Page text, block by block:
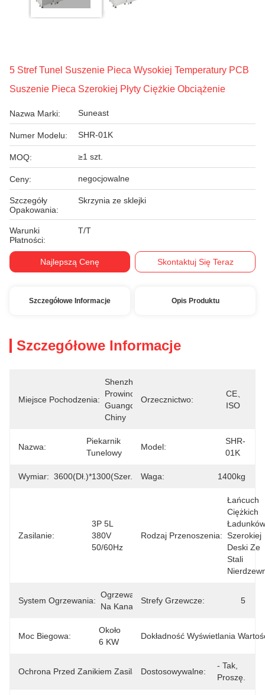
5 Stref Tunel Suszenie Pieca Wysokiej Temperatury PCB
Suszenie Pieca Szerokiej Płyty Ciężkie Obciążenie
Nazwa Marki: Suneast
Numer Modelu: SHR-01K
MOQ: ≥1 szt.
Ceny: negocjowalne
Szczegóły
Opakowania:
Skrzynia ze sklejki
Warunki
Płatności:
T/T
Najlepszą Cenę Skontaktuj Się Teraz
Szczegółowe Informacje Opis Produktu
Szczegółowe Informacje
Miejsce Pochodzenia:
Shenzhen,
Prowincja
Guangdong,
Chiny
Orzecznictwo:
CE、
ISO
Nazwa:
Piekarnik
Tunelowy
Model:
SHR-
01K
Wymiar: 3600(dł.)*1300(szer.)*1685(wys.)mm
Waga: 1400kg
Zasilanie:
3P 5L
380V
50/60Hz
Rodzaj Przenoszenia:
Łańcuch
Ciężkich
Szerokiej
Deski Ze
Stali
System Ogrzewania:
Ogrzewanie
Na Kanale
Strefy Grzewcze: 5
Moc Biegowa:
Około
6 KW
Dokładność Wyświetlania
Ochrona Przed Zanikiem Zasilania:
W UPS
Dostosowywalne:
- Tak,
Proszę.